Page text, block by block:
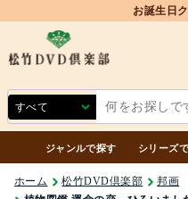
お誕生日
ジャンルで探す シリーズ
ホーム 松竹DVD倶楽部
邦画